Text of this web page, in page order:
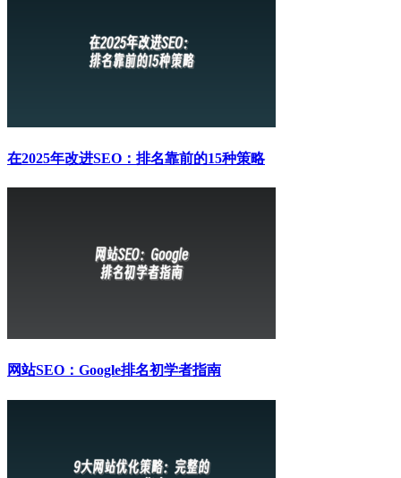
在2025年改进SEO：排名靠前的15种策略
网站SEO：Google排名初学者指南